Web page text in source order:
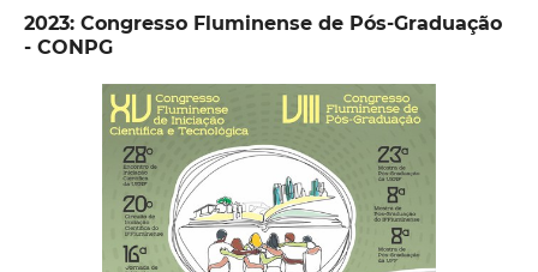
2023: Congresso Fluminense de Pós-Graduação
- CONPG